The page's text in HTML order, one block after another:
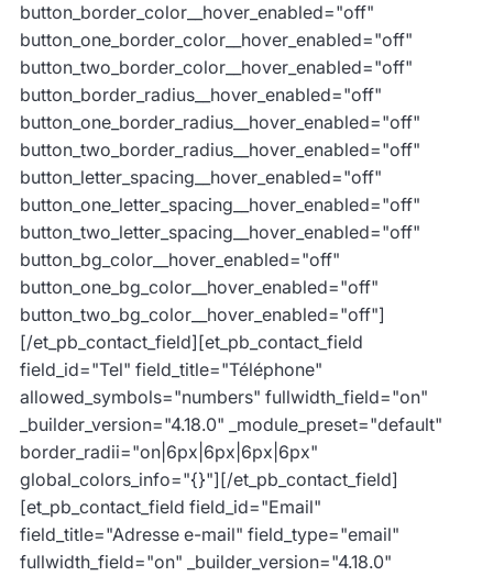
button_border_color__hover_enabled="off"
button_one_border_color__hover_enabled="off"
button_two_border_color__hover_enabled="off"
button_border_radius__hover_enabled="off"
button_one_border_radius__hover_enabled="off"
button_two_border_radius__hover_enabled="off"
button_letter_spacing__hover_enabled="off"
button_one_letter_spacing__hover_enabled="off"
button_two_letter_spacing__hover_enabled="off"
button_bg_color__hover_enabled="off"
button_one_bg_color__hover_enabled="off"
button_two_bg_color__hover_enabled="off"]
[/et_pb_contact_field][et_pb_contact_field
field_id="Tel" field_title="Téléphone"
allowed_symbols="numbers" fullwidth_field="on"
_builder_version="4.18.0" _module_preset="default"
border_radii="on|6px|6px|6px|6px"
global_colors_info="{}"][/et_pb_contact_field]
[et_pb_contact_field field_id="Email"
field_title="Adresse e-mail" field_type="email"
fullwidth_field="on" _builder_version="4.18.0"